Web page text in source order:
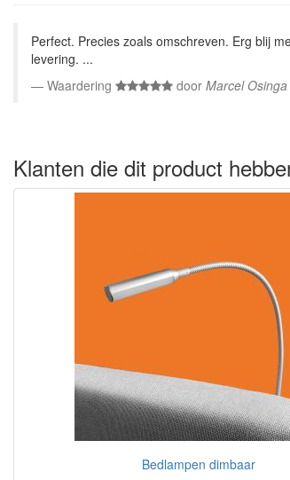
Perfect. Precies zoals omschreven. Erg blij
levering. ...
Waardering
door Marcel Osinga
Klanten die dit product
Bedlampen dimbaar